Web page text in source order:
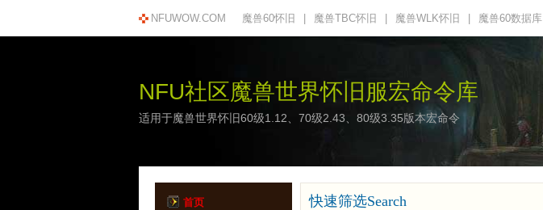
NFUWOW.COM 魔兽60怀旧 魔兽TBC怀旧 魔兽WLK怀旧 魔兽60数据库
NFU社区魔兽世界怀旧服宏命令库
适用于魔兽世界怀旧60级1.12、70级2.43、80级3.35版本宏命令
首页
快速筛选Search